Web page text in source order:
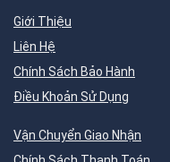
Giới Thiệu
Liên Hệ
Chính Sách Bảo Hành
Điều Khoản Sử Dụng
Vận Chuyển Giao Nhận